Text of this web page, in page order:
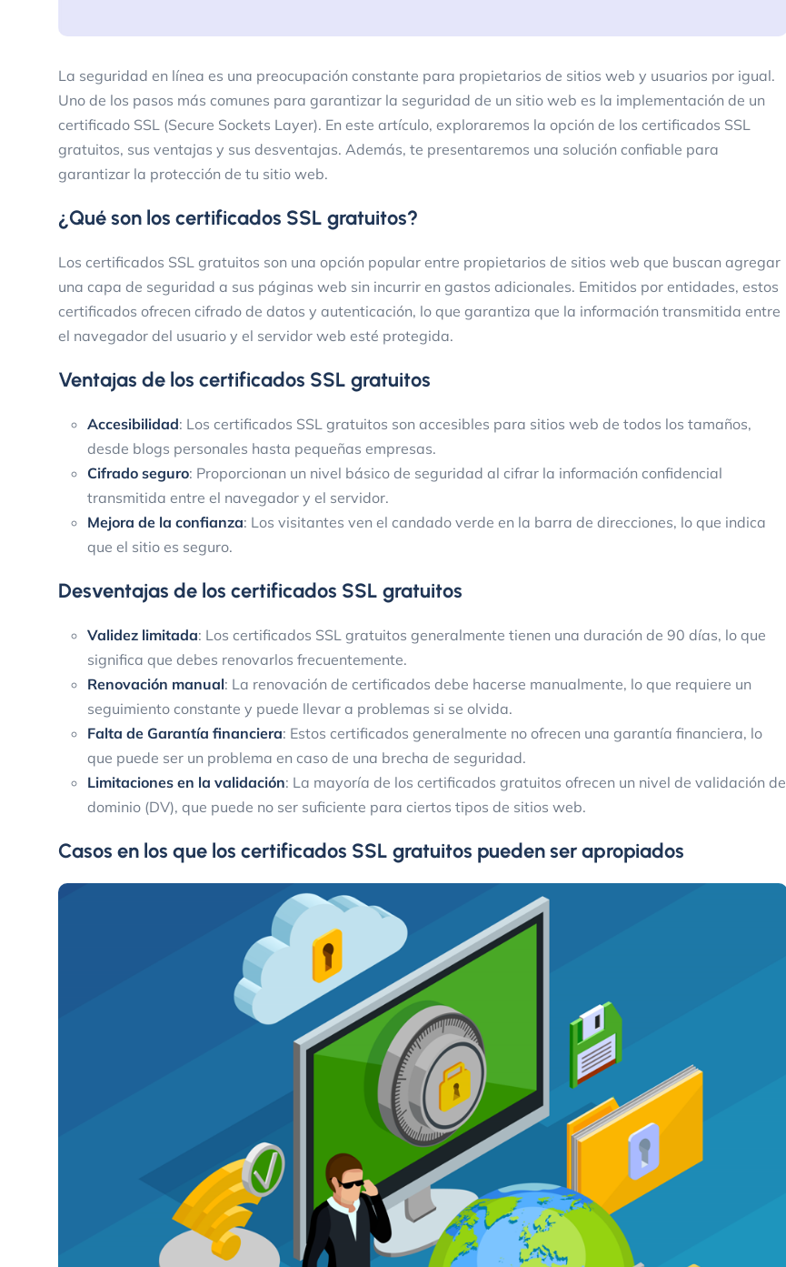
La seguridad en línea es una preocupación constante para propietarios de sitios web y usuarios por igual.
Uno de los pasos más comunes para garantizar la seguridad de un sitio web es la implementación de un
certificado SSL (Secure Sockets Layer). En este artículo, exploraremos la opción de los certificados SSL
gratuitos, sus ventajas y sus desventajas. Además, te presentaremos una solución confiable para
garantizar la protección de tu sitio web.
¿Qué son los certificados SSL gratuitos?
Los certificados SSL gratuitos son una opción popular entre propietarios de sitios web que buscan agregar
una capa de seguridad a sus páginas web sin incurrir en gastos adicionales. Emitidos por entidades, estos
certificados ofrecen cifrado de datos y autenticación, lo que garantiza que la información transmitida entre
el navegador del usuario y el servidor web esté protegida.
Ventajas de los certificados SSL gratuitos
Accesibilidad: Los certificados SSL gratuitos son accesibles para sitios web de todos los tamaños,
desde blogs personales hasta pequeñas empresas.
Cifrado seguro: Proporcionan un nivel básico de seguridad al cifrar la información confidencial
transmitida entre el navegador y el servidor.
Mejora de la confianza: Los visitantes ven el candado verde en la barra de direcciones, lo que indica
que el sitio es seguro.
Desventajas de los certificados SSL gratuitos
Validez limitada: Los certificados SSL gratuitos generalmente tienen una duración de 90 días, lo que
significa que debes renovarlos frecuentemente.
Renovación manual: La renovación de certificados debe hacerse manualmente, lo que requiere un
seguimiento constante y puede llevar a problemas si se olvida.
Falta de Garantía financiera: Estos certificados generalmente no ofrecen una garantía financiera, lo
que puede ser un problema en caso de una brecha de seguridad.
Limitaciones en la validación: La mayoría de los certificados gratuitos ofrecen un nivel de validación de
dominio (DV), que puede no ser suficiente para ciertos tipos de sitios web.
Casos en los que los certificados SSL gratuitos pueden ser apropiados